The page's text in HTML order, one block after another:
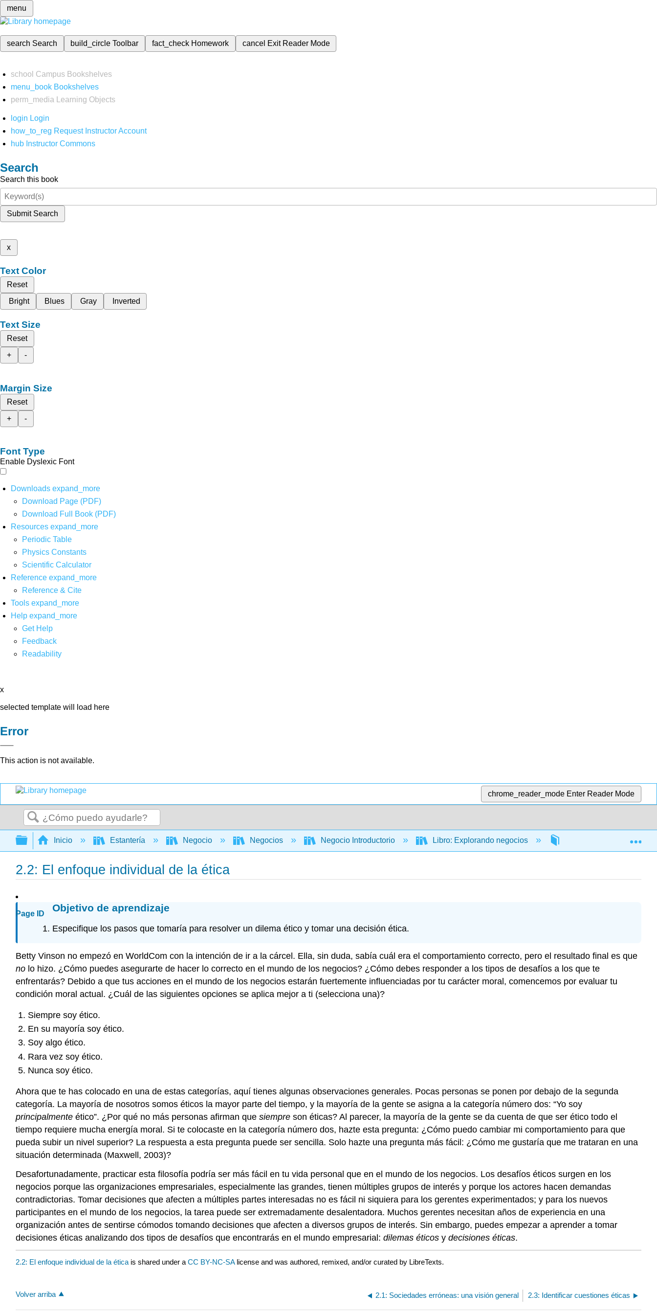
menu
search Search build_circleToolbar fact_check Homework cancel Exit Reader Mode
school Campus Bookshelves
menu_book Bookshelves
perm_media
Learning Objects
login Login
how_to_reg Request Instructor Account
hub Instructor Commons
Search
Search this book
Submit Search
x
Text Color
Reset
Bright
Blues Gray Inverted
Text Size
Reset
+
-
Margin Size
Reset
+
-
Font Type
Enable Dyslexic Font
Downloads expand_more
Download Page (PDF)
Download Full Book (PDF)
Resources expand_more
Periodic Table
Physics Constants
Scientific Calculator
Reference expand_more
Reference & Cite
Tools expand_more
Help expand_more
Get Help
Feedback
Readability
x
selected template will load here
Error
This action is not available.
chrome_reader_mode Enter Reader Mode
Buscar
Expandir/contraer jerarquía global
Inicio Estantería Negocio Negocios Negocio Introductorio Libro: Explorando negocios 2: Ética Empresarial y
2.2: El enfoque individual de la ética
Page ID
Objetivo de aprendizaje
Especifique los pasos que tomaría para resolver un dilema ético y tomar una decisión ética.
Betty Vinson no empezó en WorldCom con la intención de ir a la cárcel. Ella, sin duda, sabía cuál era el comportamiento correcto, pero el resultado final es que
no lo hizo. ¿Cómo puedes asegurarte de hacer lo correcto en el mundo de los negocios? ¿Cómo debes responder a los tipos de desafíos a los que te
enfrentarás? Debido a que tus acciones en el mundo de los negocios estarán fuertemente influenciadas por tu carácter moral, comencemos por evaluar tu
condición moral actual. ¿Cuál de las siguientes opciones se aplica mejor a ti (selecciona una)?
Siempre soy ético.
En su mayoría soy ético.
Soy algo ético.
Rara vez soy ético.
Nunca soy ético.
Ahora que te has colocado en una de estas categorías, aquí tienes algunas observaciones generales. Pocas personas se ponen por debajo de la segunda
categoría. La mayoría de nosotros somos éticos la mayor parte del tiempo, y la mayoría de la gente se asigna a la categoría número dos: “Yo soy
principalmente ético”. ¿Por qué no más personas afirman que siempre son éticas? Al parecer, la mayoría de la gente se da cuenta de que ser ético todo el
tiempo requiere mucha energía moral. Si te colocaste en la categoría número dos, hazte esta pregunta: ¿Cómo puedo cambiar mi comportamiento para que
pueda subir un nivel superior? La respuesta a esta pregunta puede ser sencilla. Solo hazte una pregunta más fácil: ¿Cómo me gustaría que me trataran en una
situación determinada (Maxwell, 2003)?
Desafortunadamente, practicar esta filosofía podría ser más fácil en tu vida personal que en el mundo de los negocios. Los desafíos éticos surgen en los
negocios porque las organizaciones empresariales, especialmente las grandes, tienen múltiples grupos de interés y porque los actores hacen demandas
contradictorias. Tomar decisiones que afecten a múltiples partes interesadas no es fácil ni siquiera para los gerentes experimentados; y para los nuevos
participantes en el mundo de los negocios, la tarea puede ser extremadamente desalentadora. Muchos gerentes necesitan años de experiencia en una
organización antes de sentirse cómodos tomando decisiones que afecten a diversos grupos de interés. Sin embargo, puedes empezar a aprender a tomar
decisiones éticas analizando dos tipos de desafíos que encontrarás en el mundo empresarial: dilemas éticos y decisiones éticas.
2.2: El enfoque individual de la ética is shared under a CC BY-NC-SA license and was authored, remixed, and/or curated by LibreTexts.
Volver arriba 2.1: Sociedades erróneas: una visión general 2.3: Identificar cuestiones éticas